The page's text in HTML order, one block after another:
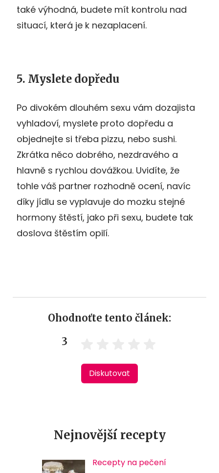
také výhodná, budete mít kontrolu nad
situací, která je k nezaplacení.
5. Myslete dopředu
Po divokém dlouhém sexu vám dozajista
vyhladoví, myslete proto dopředu a
objednejte si třeba pizzu, nebo sushi.
Zkrátka něco dobrého, nezdravého a
hlavně s rychlou dovážkou. Uvidíte, že
tohle váš partner rozhodně ocení, navíc
díky jídlu se vyplavuje do mozku stejné
hormony štěstí, jako při sexu, budete tak
doslova štěstím opilí.
Ohodnoťte tento článek:
3
Diskutovat
Nejnovější recepty
Recepty na pečení